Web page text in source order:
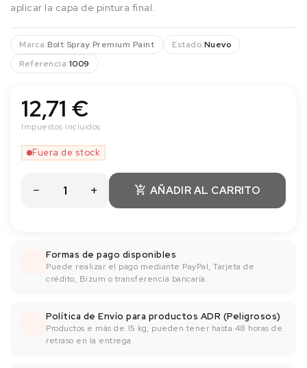
aplicar la capa de pintura final.
Marca:Bolt Spray Premium Paint Estado:Nuevo
Referencia:1009
12,71 €
Impuestos incluidos
 AÑADIR AL CARRITO
Fuera de stock
Formas de pago disponibles
Puede realizar el pago mediante PayPal, Tarjeta de
crédito, Bizum o transferencia bancaría.
Política de Envío para productos ADR (Peligrosos)
Productos e más de 15 kg, pueden tener hasta 48 horas de
retraso en la entrega.